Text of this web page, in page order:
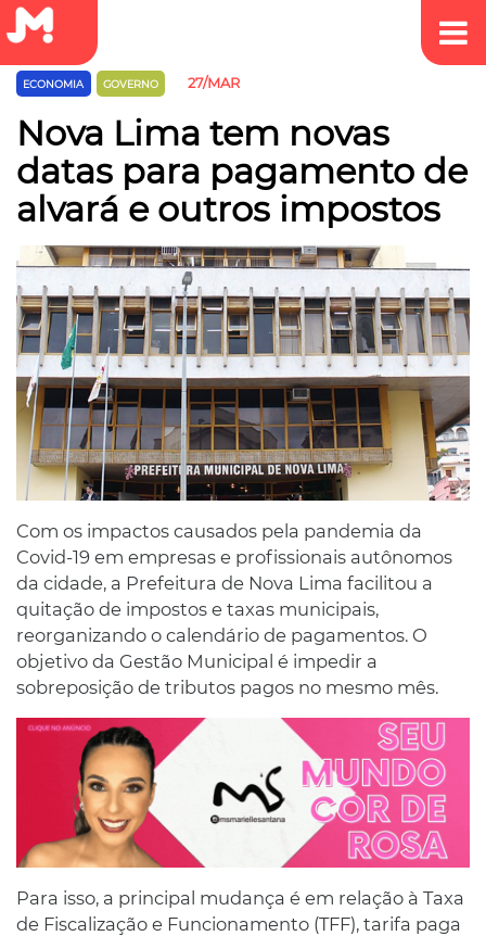
ECONOMIA GOVERNO 27/MAR
Nova Lima tem novas
datas para pagamento de
alvará e outros impostos
Com os impactos causados pela pandemia da
Covid-19 em empresas e profissionais autônomos
da cidade, a Prefeitura de Nova Lima facilitou a
quitação de impostos e taxas municipais,
reorganizando o calendário de pagamentos. O
objetivo da Gestão Municipal é impedir a
sobreposição de tributos pagos no mesmo mês.
Para isso, a principal mudança é em relação à Taxa
de Fiscalização e Funcionamento (TFF), tarifa paga